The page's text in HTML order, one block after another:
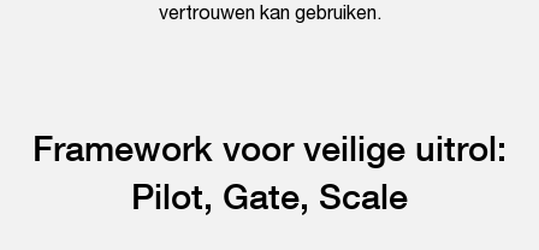
vertrouwen kan gebruiken.
Framework voor veilige uitrol:
Pilot, Gate, Scale